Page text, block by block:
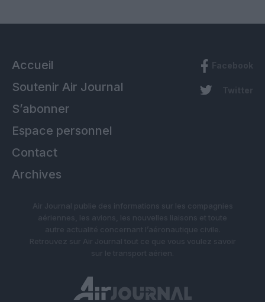
Accueil
Soutenir Air Journal
S’abonner
Espace personnel
Contact
Archives